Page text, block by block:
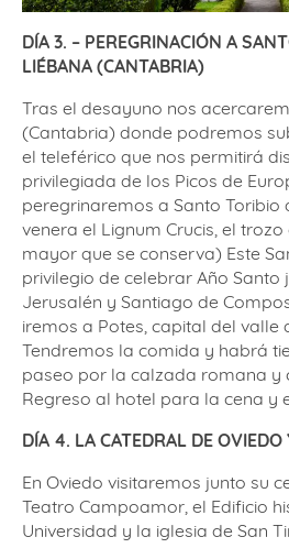
DÍA 3. – PEREGRINACIÓN A
LIÉBANA (CANTABRIA)
Tras el desayuno nos
(Cantabria) donde podremos
el teleférico que nos permitirá
privilegiada de los Picos de
peregrinaremos a Santo Toribio
venera el Lignum Crucis, el
mayor que se conserva) Este
privilegio de celebrar Año Santo
Jerusalén y Santiago de
iremos a Potes, capital del valle
Tendremos la comida y habrá
paseo por la calzada romana y
Regreso al hotel para la cena y
DÍA 4. LA CATEDRAL DE OVIEDO
En Oviedo visitaremos junto su
Teatro Campoamor, el Edificio
Universidad y la iglesia de San